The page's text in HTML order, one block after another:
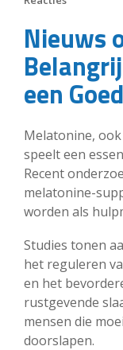
Nieuws
een
Melatonine,
speelt een
Recent
melatonine-
worden als
Studies tonen
het reguleren
en het
rustgevende
mensen die
doorslapen.